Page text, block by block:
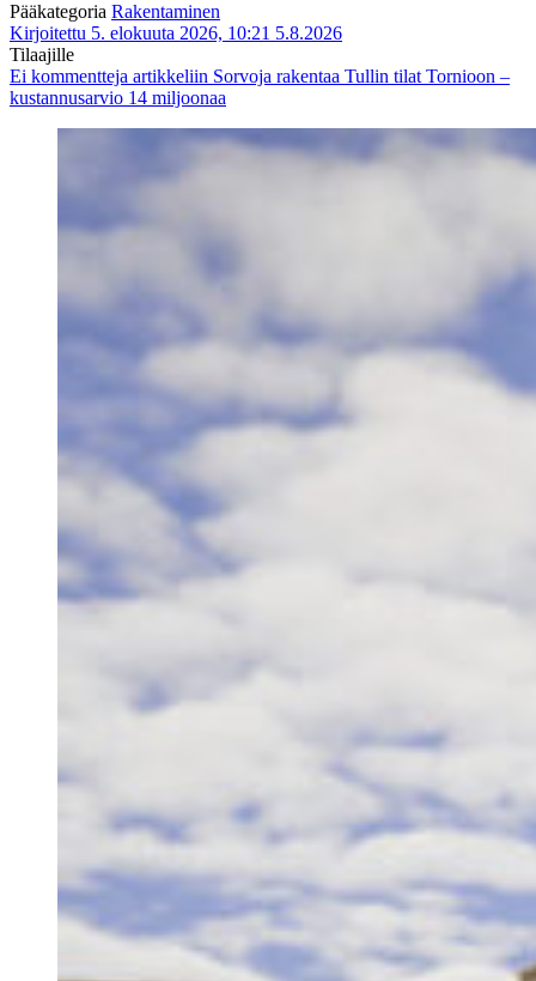
Pääkategoria Rakentaminen
Kirjoitettu 5. elokuuta 2026, 10:21 5.8.2026
Tilaajille
Ei kommentteja artikkeliin Sorvoja rakentaa Tullin tilat Tornioon –
kustannusarvio 14 miljoonaa